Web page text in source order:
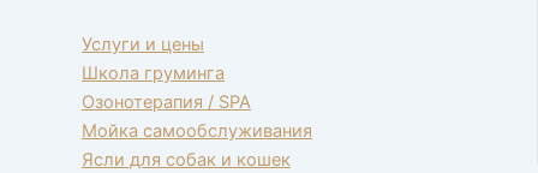
Услуги и цены
Школа груминга
Озонотерапия / SPA
Мойка самообслуживания
Ясли для собак и кошек